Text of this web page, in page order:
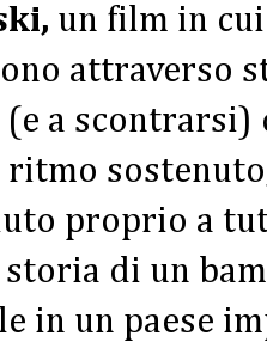
un film in
attraverso
a scontrarsi)
ritmo
proprio a
storia di un
in un paese